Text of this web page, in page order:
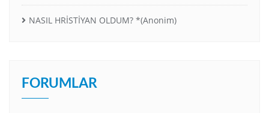
NASIL HRİSTİYAN OLDUM? *(Anonim)
FORUMLAR